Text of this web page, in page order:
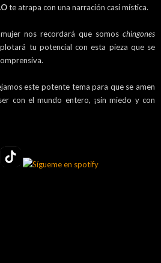
te atrapa con una narración casi mística.
nos recordará que somos chingones
tu potencial con esta pieza que se
este potente tema para que se amen
con el mundo entero, ¡sin miedo y con